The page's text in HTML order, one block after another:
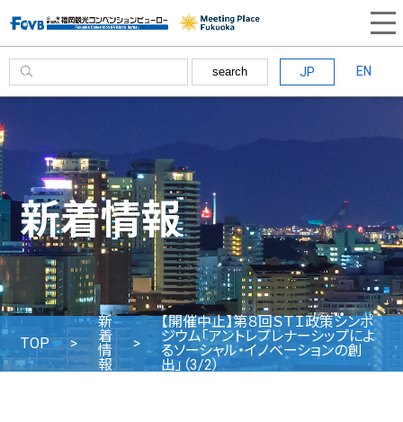
search JP EN
新着情報
TOP
新
着
情
報
【開催中止】第８回ＳＴＩ政策シンポ
ジウム「アントレプレナーシップによ
るソーシャル・イノベーションの創
出」（3/2）